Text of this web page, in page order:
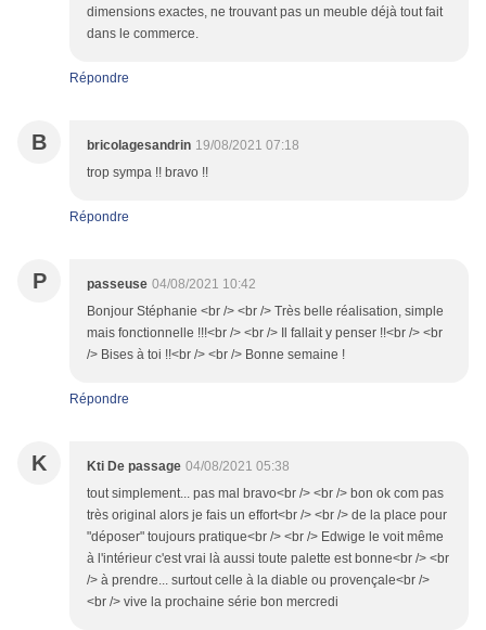
dimensions exactes, ne trouvant pas un meuble déjà tout fait
dans le commerce.
Répondre
B bricolagesandrin 19/08/2021 07:18
trop sympa !! bravo !!
Répondre
P passeuse 04/08/2021 10:42
Bonjour Stéphanie <br /> <br /> Très belle réalisation, simple
mais fonctionnelle !!!<br /> <br /> Il fallait y penser !!<br /> <br
/> Bises à toi !!<br /> <br /> Bonne semaine !
Répondre
K Kti De passage 04/08/2021 05:38
tout simplement... pas mal bravo<br /> <br /> bon ok com pas
très original alors je fais un effort<br /> <br /> de la place pour
"déposer" toujours pratique<br /> <br /> Edwige le voit même
à l'intérieur c'est vrai là aussi toute palette est bonne<br /> <br
/> à prendre... surtout celle à la diable ou provençale<br />
<br /> vive la prochaine série bon mercredi